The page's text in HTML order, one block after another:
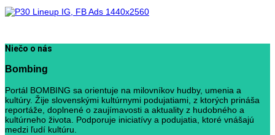
Niečo o nás
Bombing
Portál BOMBING sa orientuje na milovníkov hudby, umenia a
kultúry. Žije slovenskými kultúrnymi podujatiami, z ktorých prináša
reportáže, doplnené o zaujímavosti a aktuality z hudobného a
kultúrneho života. Podporuje iniciatívy a podujatia, ktoré vnášajú
medzi ľudí kultúru.